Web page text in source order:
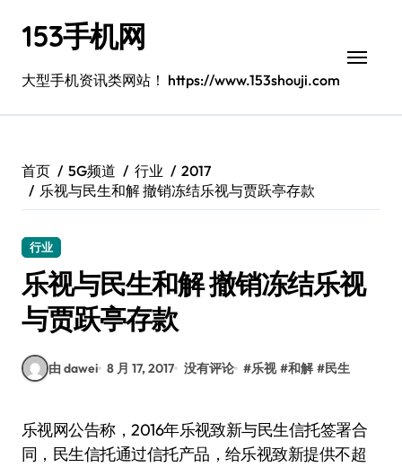
153手机网
大型手机资讯类网站！ https://www.153shouji.com
首页 5G频道 行业
2017
乐视与民生和解 撤销冻结乐视与贾跃亭存款
行业
乐视与民生和解 撤销冻结乐视
与贾跃亭存款
由 dawei 8 月 17, 2017 没有评论 #乐视 #和解 #民生
乐视网公告称，2016年乐视致新与民生信托签署合
同，民生信托通过信托产品，给乐视致新提供不超